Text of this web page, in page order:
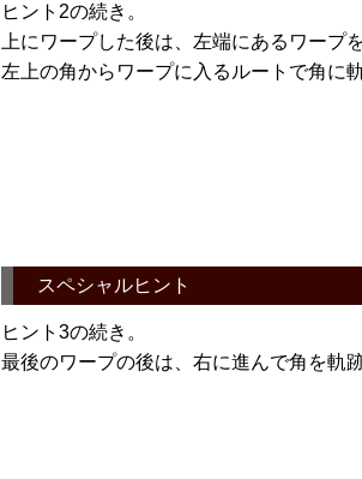
ヒント2の続き。
上にワープした後は、左端にあるワープ
左上の角からワープに入るルートで角に
スペシャルヒント
ヒント3の続き。
最後のワープの後は、右に進んで角を軌